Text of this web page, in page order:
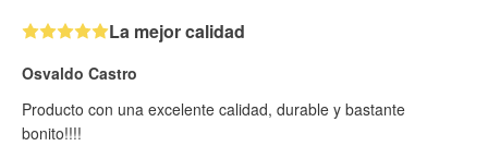
La mejor calidad
Osvaldo Castro
Producto con una excelente calidad, durable y bastante
bonito!!!!